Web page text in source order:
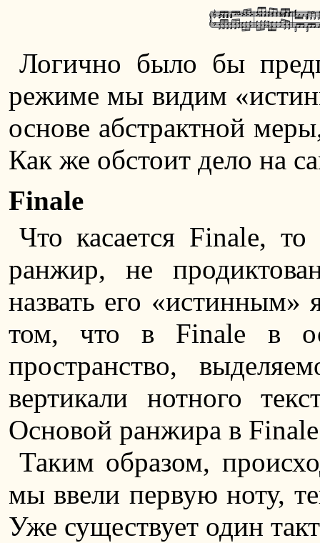
Логично было бы
режиме мы видим
основе абстрактной
Как же обстоит дело на
Finale
Что касается Finale,
ранжир, не
назвать его «истинным»
том, что в Finale в
пространство,
вертикали нотного
Основой ранжира в
Таким образом,
мы ввели первую ноту,
Уже существует один